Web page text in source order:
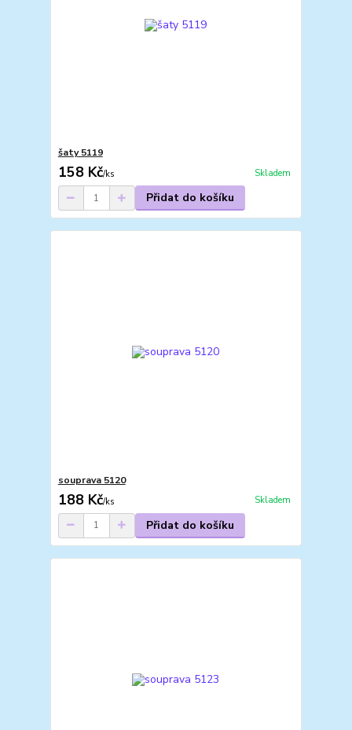
šaty 5119
158 Kč/ks Skladem
Přidat do košíku
souprava 5120
188 Kč/ks Skladem
Přidat do košíku